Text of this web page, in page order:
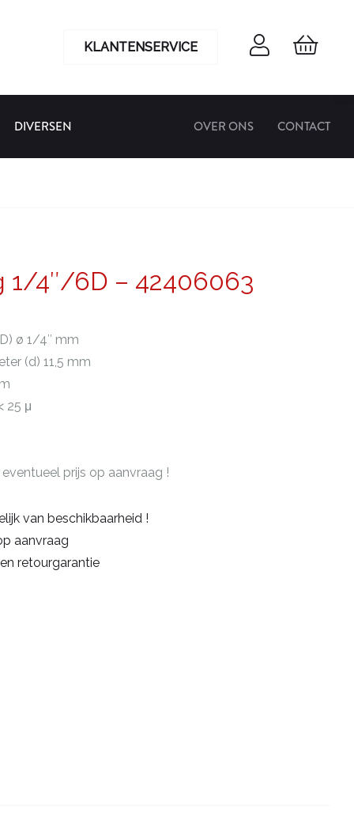
KLANTENSERVICE
DIVERSEN OVER ONS CONTACT
1/4″/6D – 42406063
ø 1/4″ mm
(d) 11,5 mm
25 μ
prijs op aanvraag !
van beschikbaarheid !
aanvraag
retourgarantie